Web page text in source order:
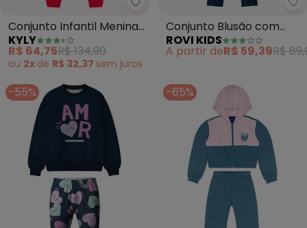
Kyly - Conjunto Infantil Menina
Conjunto Infantil Menina
Estampa (Azul)
KYLY
R$ 64,75R$ 134,90
ou 2x de R$ 32,37 sem juros
Conjunto Blusão com
Legging Feminino (Azul)
ROVI KIDS
A partir deR$ 59,39R$
-55% -65%